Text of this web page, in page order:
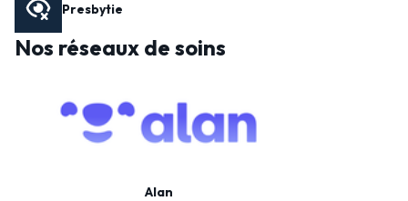
Presbytie
Nos réseaux de soins
Alan